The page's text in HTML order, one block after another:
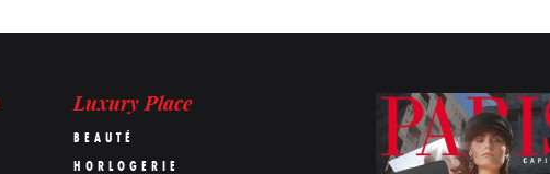
Luxury Place
BEAUTÉ
HORLOGERIE